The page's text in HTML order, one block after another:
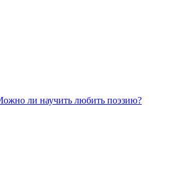
ли научить любить поэзию?